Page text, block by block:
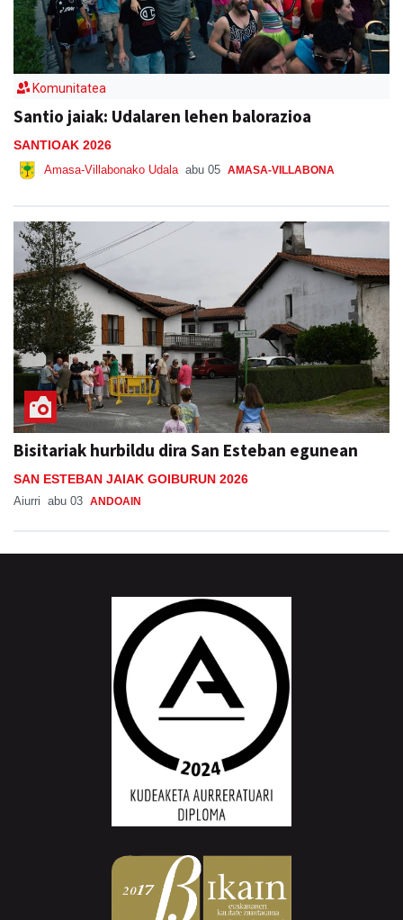
Komunitatea
Santio jaiak: Udalaren lehen balorazioa
SANTIOAK 2026
Amasa-Villabonako Udala abu 05 AMASA-VILLABONA
Bisitariak hurbildu dira San Esteban egunean
SAN ESTEBAN JAIAK GOIBURUN 2026
Aiurri abu 03 ANDOAIN